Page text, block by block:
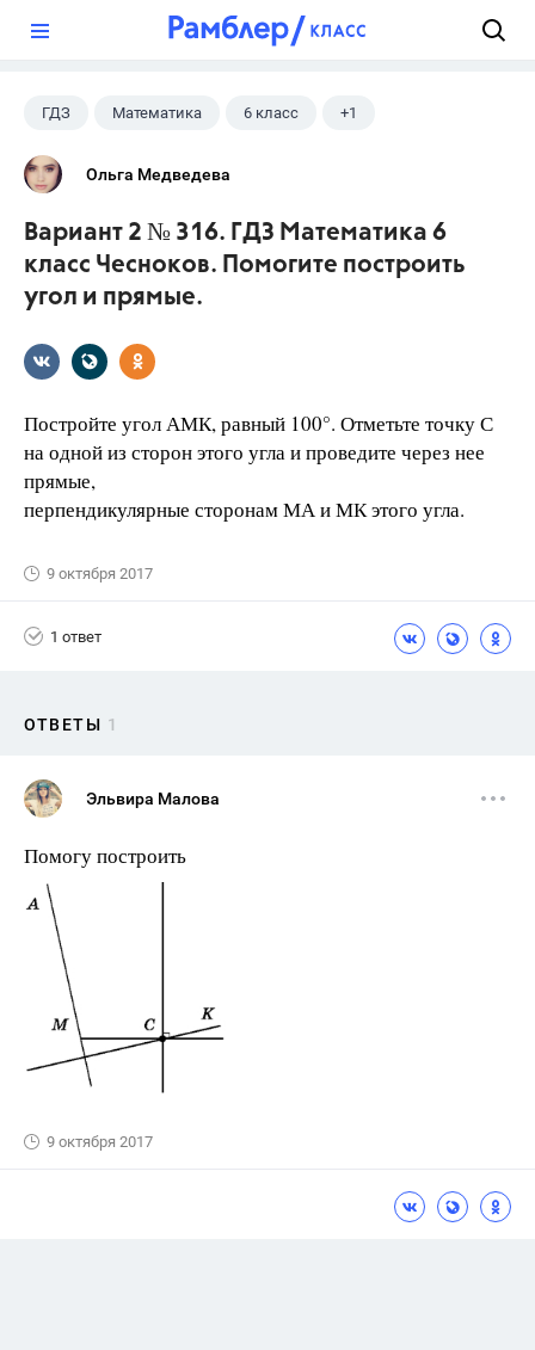
ГДЗ Математика 6 класс +1
Чесноков А.С.
Ольга Медведева
Вариант 2 № 316. ГДЗ Математика 6
класс Чесноков. Помогите построить
угол и прямые.
Постройте угол АМК, равный 100°. Отметьте точку С
на одной из сторон этого угла и проведите через нее
прямые,
перпендикулярные сторонам МА и МК этого угла.
9 октября 2017
1 ответ
ОТВЕТЫ 1
Эльвира Малова
Помогу построить
9 октября 2017